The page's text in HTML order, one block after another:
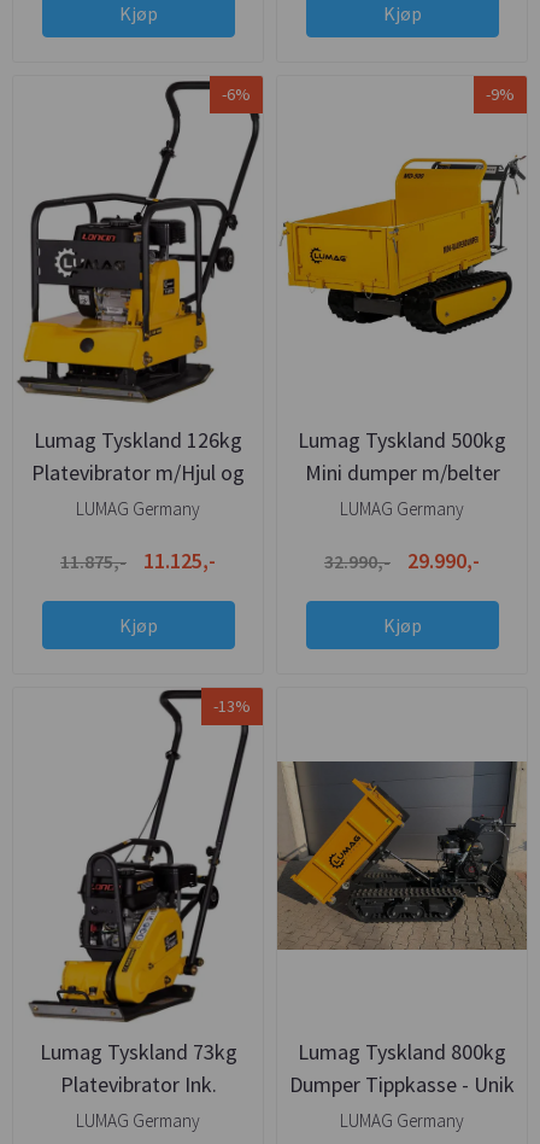
Kjøp Kjøp
-6%
Lumag Tyskland 126kg
Platevibrator m/Hjul og
Matte
LUMAG Germany
11.875,- 11.125,-
Kjøp
-9%
Lumag Tyskland 500kg
Mini dumper m/belter
LUMAG Germany
32.990,- 29.990,-
Kjøp
-13%
Lumag Tyskland 73kg
Platevibrator Ink.
hjul/matte 5års garanti
LUMAG Germany
Lumag Tyskland 800kg
Dumper Tippkasse - Unik
Proffmodell
LUMAG Germany